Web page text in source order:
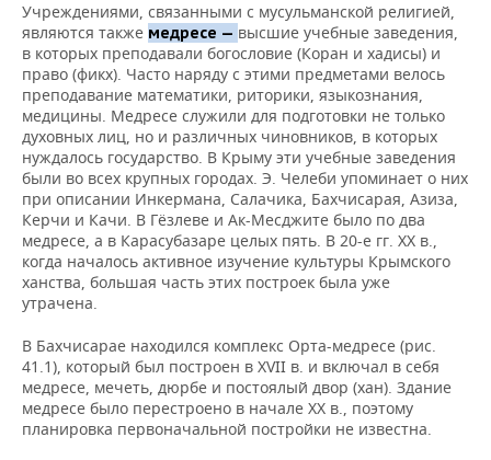
Учреждениями, связанными с мусульманской религией,
являются также медресе — высшие учебные заведения,
в которых преподавали богословие (Коран и хадисы) и
право (фикх). Часто наряду с этими предметами велось
преподавание математики, риторики, языкознания,
медицины. Медресе служили для подготовки не только
духовных лиц, но и различных чиновников, в которых
нуждалось государство. В Крыму эти учебные заведения
были во всех крупных городах. Э. Челеби упоминает о них
при описании Инкермана, Салачика, Бахчисарая, Азиза,
Керчи и Качи. В Гёзлеве и Ак-Месджите было по два
медресе, а в Карасубазаре целых пять. В 20-е гг. XX в.,
когда началось активное изучение культуры Крымского
ханства, большая часть этих построек была уже
утрачена.
В Бахчисарае находился комплекс Орта-медресе (рис.
41.1), который был построен в XVII в. и включал в себя
медресе, мечеть, дюрбе и постоялый двор (хан). Здание
медресе было перестроено в начале XX в., поэтому
планировка первоначальной постройки не известна.